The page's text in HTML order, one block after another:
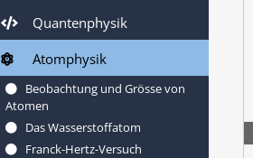
Quantenphysik
Atomphysik
Beobachtung und Grösse von
Atomen
Das Wasserstoffatom
Franck-Hertz-Versuch